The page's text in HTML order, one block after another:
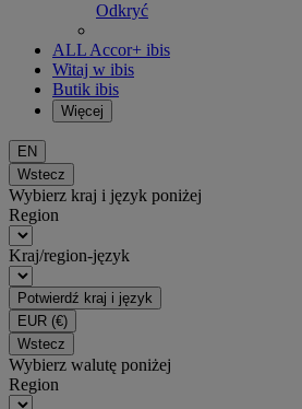
Odkryć
ALL Accor+ ibis
Witaj w ibis
Butik ibis
Więcej
EN
Wstecz
Wybierz kraj i język poniżej
Region
Kraj/region-język
Potwierdź kraj i język
EUR (€)
Wstecz
Wybierz walutę poniżej
Region